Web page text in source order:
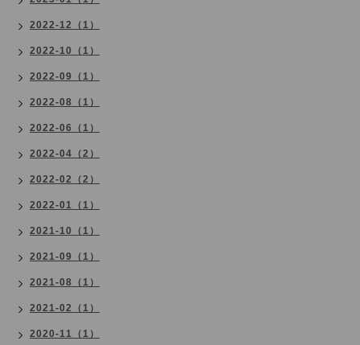
2022-12（1）
2022-10（1）
2022-09（1）
2022-08（1）
2022-06（1）
2022-04（2）
2022-02（2）
2022-01（1）
2021-10（1）
2021-09（1）
2021-08（1）
2021-02（1）
2020-11（1）